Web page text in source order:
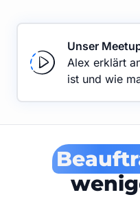
Unser
Alex erklärt
ist und wie